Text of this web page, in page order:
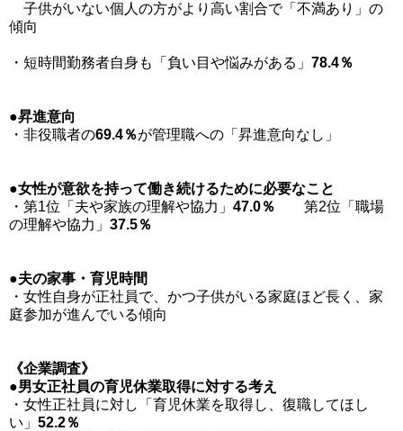
子供がいない個人の方がより高い割合で「不満あり」の
傾向
・短時間勤務者自身も「負い目や悩みがある」 78.4％
●昇進意向
・非役職者の69.4％が管理職への「昇進意向なし」
●女性が意欲を持って働き続けるために必要なこと
・第1位「夫や家族の理解や協力」 47.0％
第2位「職場
の理解や協力」 37.5％
●夫の家事・育児時間
・女性自身が正社員で、かつ子供がいる家庭ほど長く、家
庭参加が進んでいる傾向
《企業調査》
●男女正社員の育児休業取得に対する考え
・女性正社員に対し「育児休業を取得し、復職してほし
い」 52.2％